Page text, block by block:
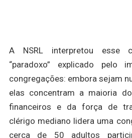
A NSRL interpretou esse
“paradoxo” explicado pelo
congregações: embora sejam
elas concentram a maioria
financeiros e da força de
clérigo mediano lidera uma
cerca de 50 adultos